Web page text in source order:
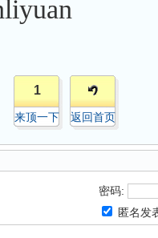
1
来顶一下 返回首页
密码:
匿名发